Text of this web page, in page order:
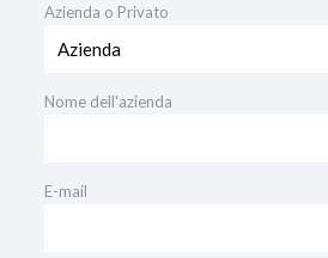
Azienda o Privato
Nome dell'azienda
E-mail